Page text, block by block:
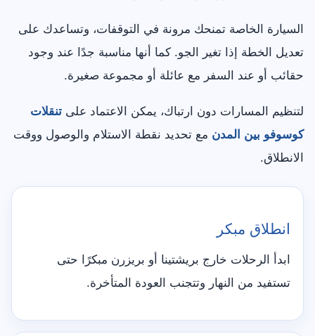
السيارة الخاصة تمنحك مرونة في التوقفات، وتساعدك على
تعديل الخطة إذا تغير الجو. كما أنها مناسبة جدًا عند وجود
حقائب أو عند السفر مع عائلة أو مجموعة صغيرة.
لتنظيم المسارات دون ارتباك، يمكن الاعتماد على تنقلات
كوسوفو بين المدن مع تحديد نقطة الاستلام والوصول ووقت
الانطلاق.
انطلاق مبكر
ابدأ الرحلات خارج بريشتينا أو بريزرن مبكرًا حتى
تستفيد من النهار وتتجنب العودة المتأخرة.